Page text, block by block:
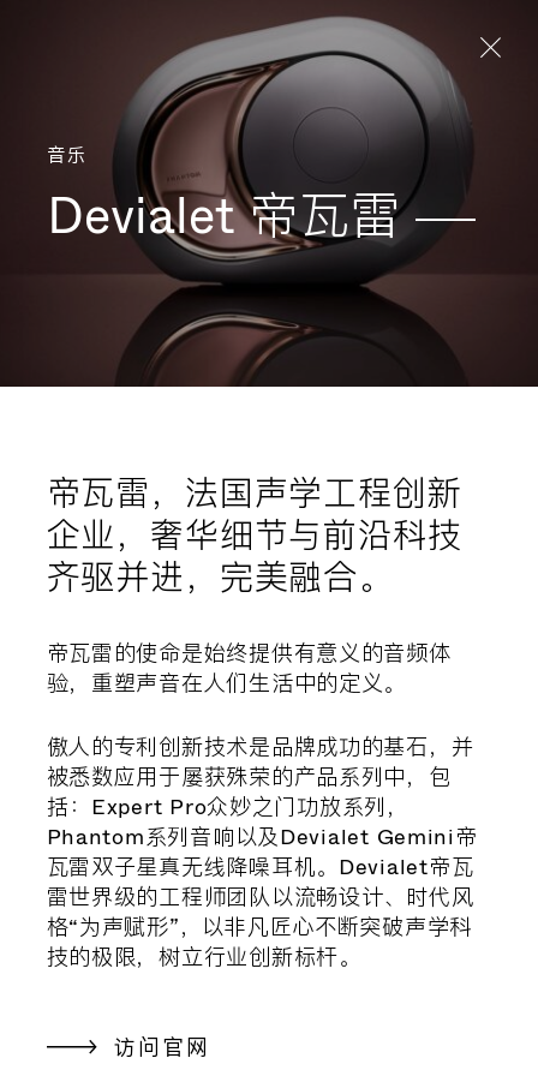
Aller directement au contenu
音乐
Devialet帝瓦雷
帝瓦雷，法国声学工程创新
企业，奢华细节与前沿科技
齐驱并进，完美融合。
帝瓦雷的使命是始终提供有意义的音频体
验，重塑声音在人们生活中的定义。
傲人的专利创新技术是品牌成功的基石，并
被悉数应用于屡获殊荣的产品系列中，包
括：Expert Pro众妙之门功放系列，
Phantom系列音响以及Devialet Gemini帝
瓦雷双子星真无线降噪耳机。Devialet帝瓦
雷世界级的工程师团队以流畅设计、时代风
格“为声赋形”，以非凡匠心不断突破声学科
技的极限，树立行业创新标杆。
访问官网